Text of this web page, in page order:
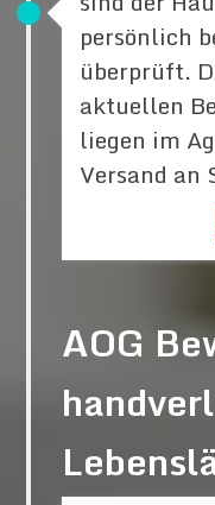
persönlich
überprüft.
aktuellen
liegen im
Versand an
AOG